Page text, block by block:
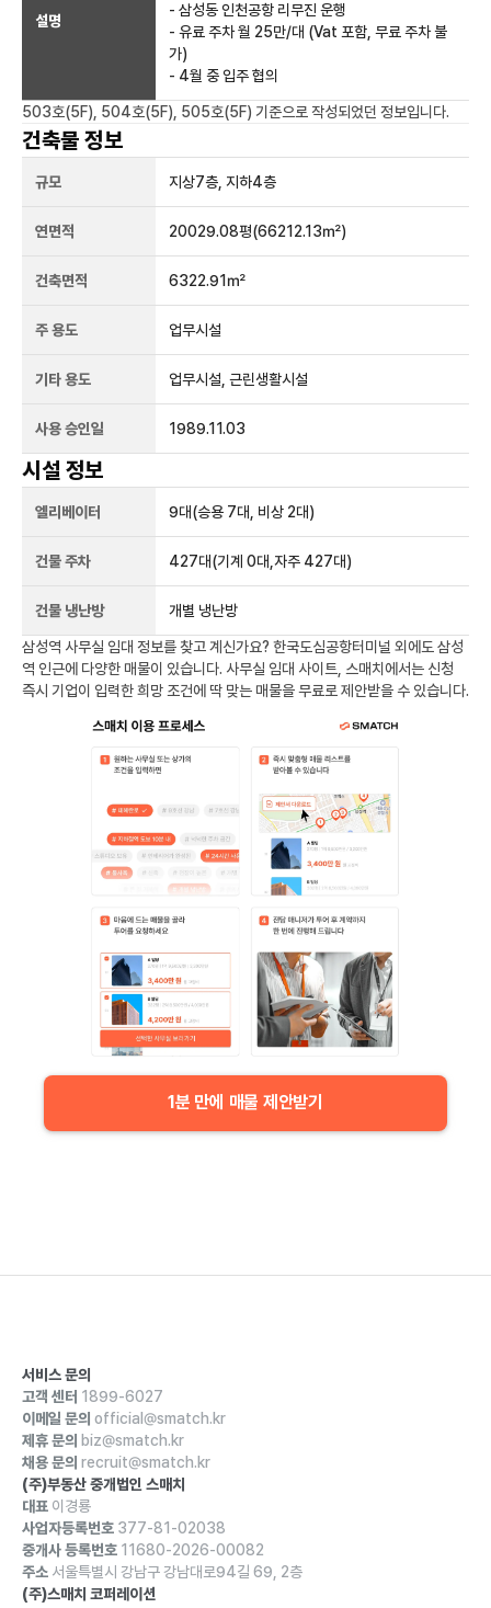
설명
- 삼성동 인천공항 리무진 운행
- 유료 주차 월 25만/대 (Vat 포함, 무료 주차 불
가)
- 4월 중 입주 협의
503호(5F), 504호(5F), 505호(5F) 기준으로 작성되었던 정보입니다.
건축물 정보
규모 지상7층, 지하4층
연면적 20029.08평(66212.13㎡)
건축면적 6322.91㎡
주 용도 업무시설
기타 용도 업무시설, 근린생활시설
사용 승인일 1989.11.03
시설 정보
엘리베이터 9대(승용 7대, 비상 2대)
건물 주차 427대(기계 0대,자주 427대)
건물 냉난방 개별 냉난방
삼성역 사무실 임대 정보를 찾고 계신가요? 한국도심공항터미널 외에도 삼성
역 인근에 다양한 매물이 있습니다. 사무실 임대 사이트, 스매치에서는 신청
즉시 기업이 입력한 희망 조건에 딱 맞는 매물을 무료로 제안받을 수 있습니다.
1분 만에 매물 제안받기
서비스 문의
고객 센터 1899-6027
이메일 문의 official@smatch.kr
제휴 문의 biz@smatch.kr
채용 문의 recruit@smatch.kr
(주)부동산 중개법인 스매치
대표 이경룡
사업자등록번호 377-81-02038
중개사 등록번호 11680-2026-00082
주소 서울특별시 강남구 강남대로94길 69, 2층
(주)스매치 코퍼레이션